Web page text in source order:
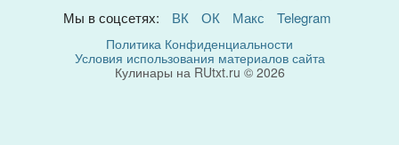
Мы в соцсетях:
ВК ОК Макс Telegram
Политика Конфиденциальности
Условия использования материалов сайта
Кулинары на RUtxt.ru © 2026